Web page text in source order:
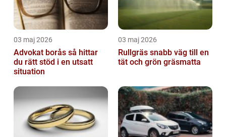
03 maj 2026
Advokat borås så hittar
du rätt stöd i en utsatt
situation
03 maj 2026
Rullgräs snabb väg till en
tät och grön gräsmatta